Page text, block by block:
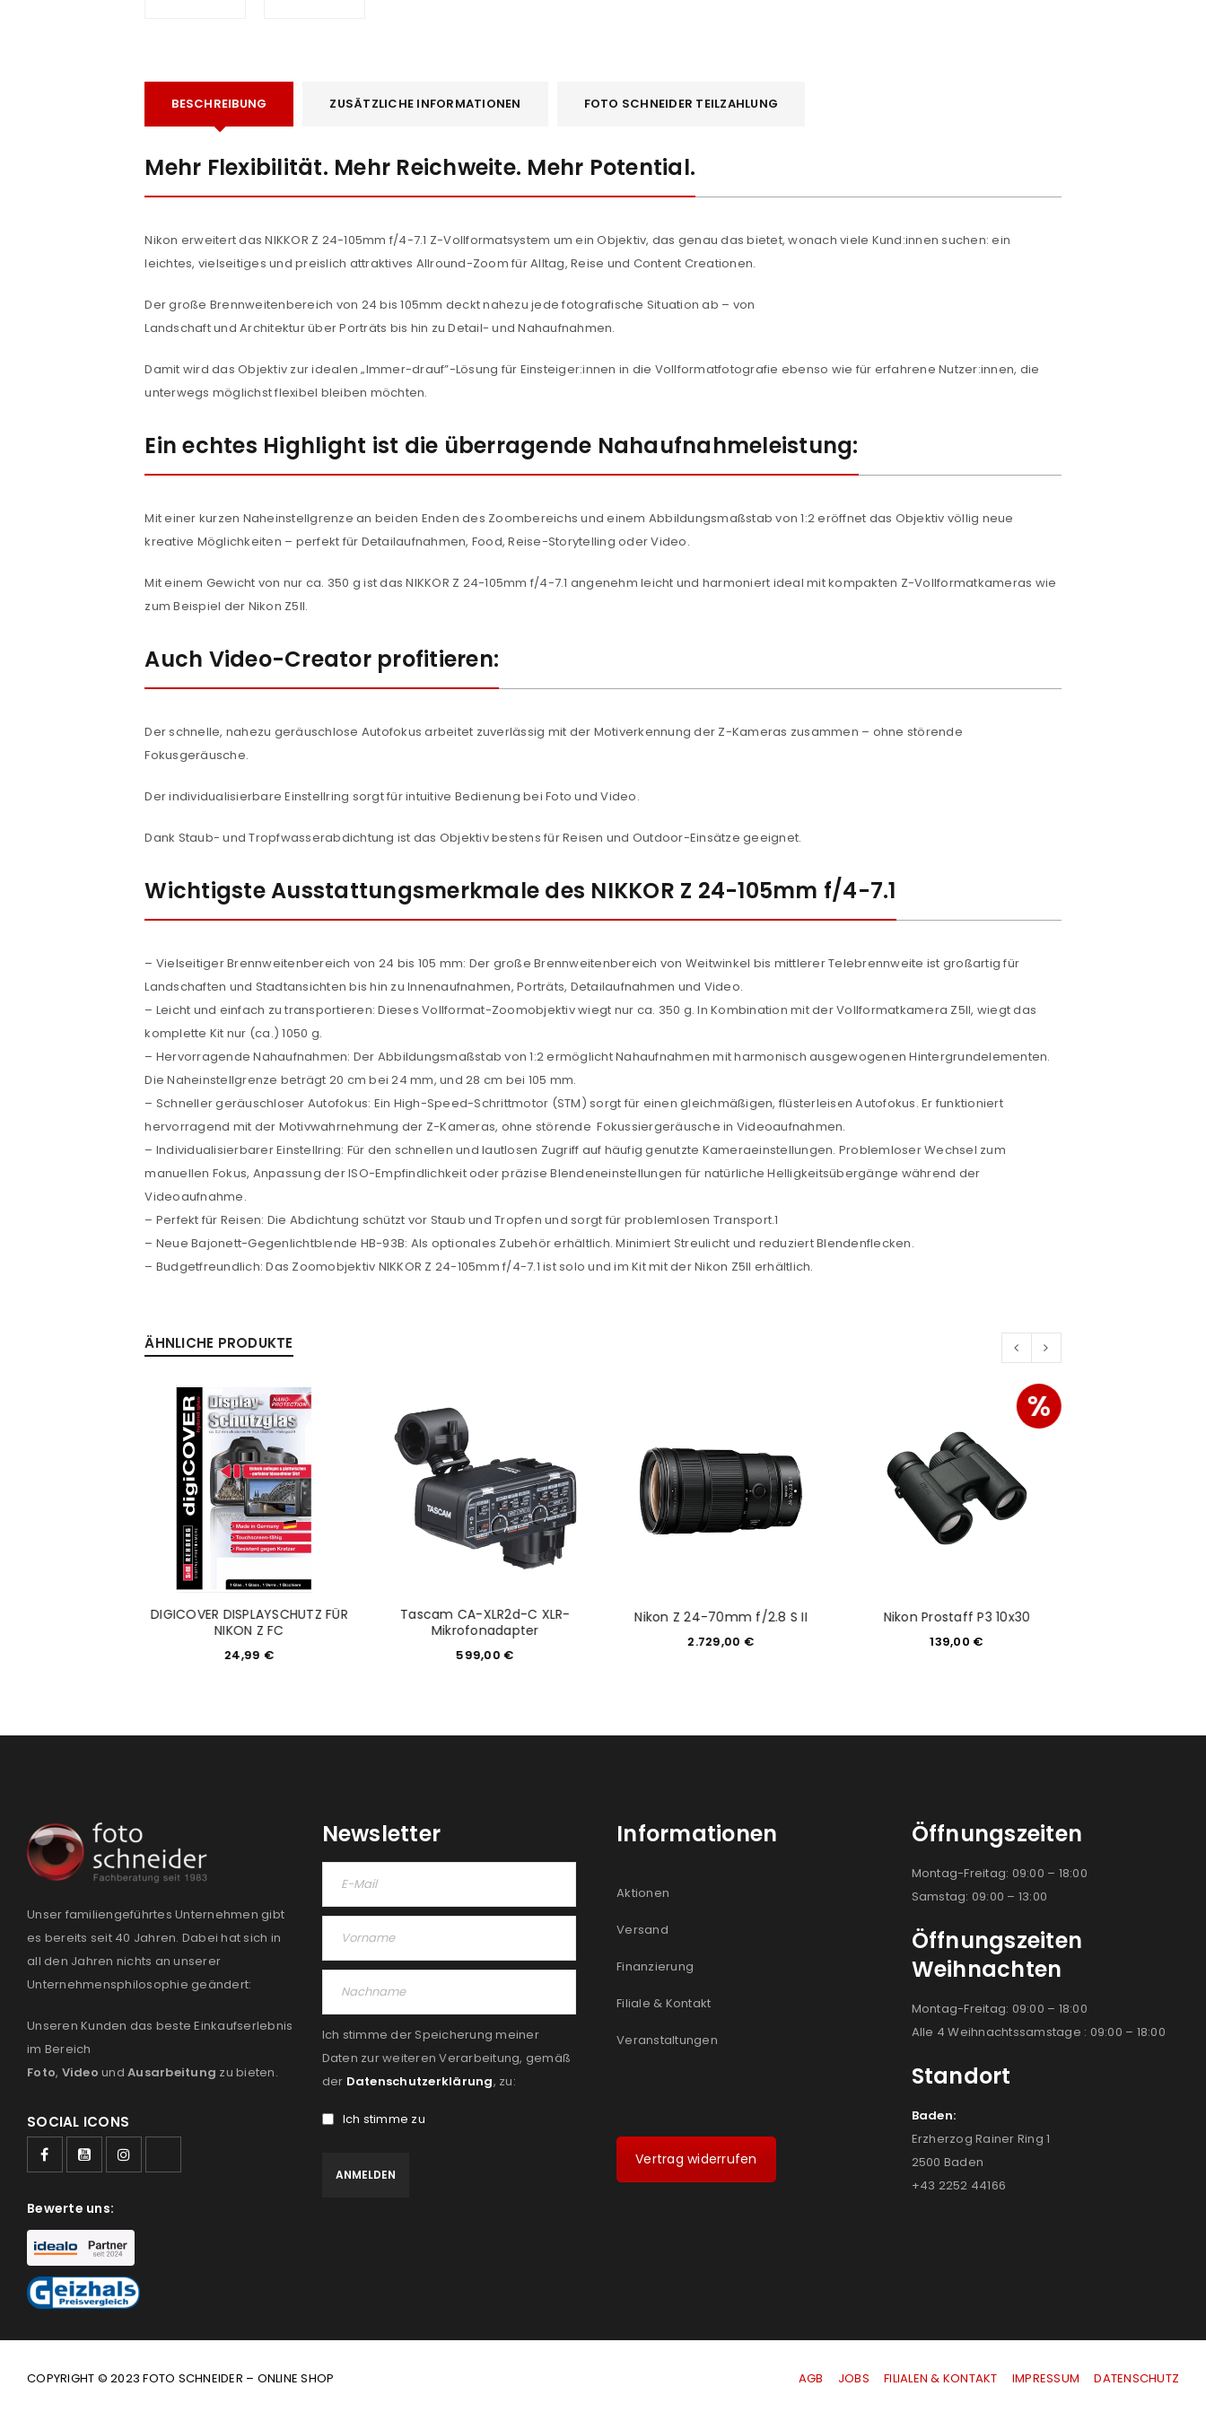
ANMELDEN
Benutzername oder E-Mail-Adresse
Anmeldeformular geschützt durch
REGISTRIEREN
E-Mail-Adresse
Mail-Adresse gesendet.
NEWSLETTER ABONNIEREN
Please select all the ways you would like to hear from us
Ich stimme zu
Ja, ich möchte ein Kundenkonto eröffnen und akzeptiere die
BESCHREIBUNG ZUSÄTZLICHE INFORMATIONEN FOTO SCHNEIDER TEILZAHLUNG
Mehr Flexibilität. Mehr Reichweite. Mehr Potential.
Nikon erweitert das NIKKOR Z 24-105mm f/4-7.1 Z-Vollformatsystem um ein Objektiv, das genau das bietet, wonach viele Kund:innen suchen: ein
leichtes, vielseitiges und preislich attraktives Allround-Zoom für Alltag, Reise und Content Creationen.
Der große Brennweitenbereich von 24 bis 105mm deckt nahezu jede fotografische Situation ab – von
Landschaft und Architektur über Porträts bis hin zu Detail- und Nahaufnahmen.
Damit wird das Objektiv zur idealen „Immer-drauf”-Lösung für Einsteiger:innen in die Vollformatfotografie ebenso wie für erfahrene Nutzer:innen, die
unterwegs möglichst flexibel bleiben möchten.
Ein echtes Highlight ist die überragende Nahaufnahmeleistung:
Mit einer kurzen Naheinstellgrenze an beiden Enden des Zoombereichs und einem Abbildungsmaßstab von 1:2 eröffnet das Objektiv völlig neue
kreative Möglichkeiten – perfekt für Detailaufnahmen, Food, Reise-Storytelling oder Video.
Mit einem Gewicht von nur ca. 350 g ist das NIKKOR Z 24-105mm f/4-7.1 angenehm leicht und harmoniert ideal mit kompakten Z-Vollformatkameras wie
zum Beispiel der Nikon Z5II.
Auch Video-Creator profitieren:
Der schnelle, nahezu geräuschlose Autofokus arbeitet zuverlässig mit der Motiverkennung der Z-Kameras zusammen – ohne störende
Fokusgeräusche.
Der individualisierbare Einstellring sorgt für intuitive Bedienung bei Foto und Video.
Dank Staub- und Tropfwasserabdichtung ist das Objektiv bestens für Reisen und Outdoor-Einsätze geeignet.
Wichtigste Ausstattungsmerkmale des NIKKOR Z 24-105mm f/4-7.1
– Vielseitiger Brennweitenbereich von 24 bis 105 mm: Der große Brennweitenbereich von Weitwinkel bis mittlerer Telebrennweite ist großartig für
Landschaften und Stadtansichten bis hin zu Innenaufnahmen, Porträts, Detailaufnahmen und Video.
– Leicht und einfach zu transportieren: Dieses Vollformat-Zoomobjektiv wiegt nur ca. 350 g. In Kombination mit der Vollformatkamera Z5II, wiegt das
komplette Kit nur (ca.) 1050 g.
– Hervorragende Nahaufnahmen: Der Abbildungsmaßstab von 1:2 ermöglicht Nahaufnahmen mit harmonisch ausgewogenen Hintergrundelementen.
Die Naheinstellgrenze beträgt 20 cm bei 24 mm, und 28 cm bei 105 mm.
– Schneller geräuschloser Autofokus: Ein High-Speed-Schrittmotor (STM) sorgt für einen gleichmäßigen, flüsterleisen Autofokus. Er funktioniert
hervorragend mit der Motivwahrnehmung der Z-Kameras, ohne störende Fokussiergeräusche in Videoaufnahmen.
– Individualisierbarer Einstellring: Für den schnellen und lautlosen Zugriff auf häufig genutzte Kameraeinstellungen. Problemloser Wechsel zum
manuellen Fokus, Anpassung der ISO-Empfindlichkeit oder präzise Blendeneinstellungen für natürliche Helligkeitsübergänge während der
Videoaufnahme.
– Perfekt für Reisen: Die Abdichtung schützt vor Staub und Tropfen und sorgt für problemlosen Transport.1
– Neue Bajonett-Gegenlichtblende HB-93B: Als optionales Zubehör erhältlich. Minimiert Streulicht und reduziert Blendenflecken.
– Budgetfreundlich: Das Zoomobjektiv NIKKOR Z 24-105mm f/4-7.1 ist solo und im Kit mit der Nikon Z5II erhältlich.
ÄHNLICHE PRODUKTE
DIGICOVER DISPLAYSCHUTZ FÜR
NIKON Z FC
24,99 €
Tascam CA-XLR2d-C XLR-
Mikrofonadapter
599,00 €
Nikon Z 24-70mm f/2.8 S II
2.729,00 €
%
Nikon Prostaff P3 10x30
139,00 €
Unser familiengeführtes Unternehmen gibt
es bereits seit 40 Jahren. Dabei hat sich in
all den Jahren nichts an unserer
Unternehmensphilosophie geändert:
Unseren Kunden das beste Einkaufserlebnis
im Bereich
Foto, Video und Ausarbeitung zu bieten.
SOCIAL ICONS
Bewerte uns:
Newsletter
Ich stimme der Speicherung meiner
Daten zur weiteren Verarbeitung, gemäß
der Datenschutzerklärung, zu:
Ich stimme zu
Informationen
Aktionen
Versand
Finanzierung
Filiale & Kontakt
Veranstaltungen
Vertrag widerrufen
Öffnungszeiten
Montag-Freitag: 09:00 – 18:00
Samstag: 09:00 – 13:00
Öffnungszeiten
Weihnachten
Montag-Freitag: 09:00 – 18:00
Alle 4 Weihnachtssamstage : 09:00 – 18:00
Standort
Baden:
Erzherzog Rainer Ring 1
2500 Baden
+43 2252 44166
COPYRIGHT © 2023 FOTO SCHNEIDER – ONLINE SHOP AGB JOBS FILIALEN & KONTAKT IMPRESSUM |DATENSCHUTZ